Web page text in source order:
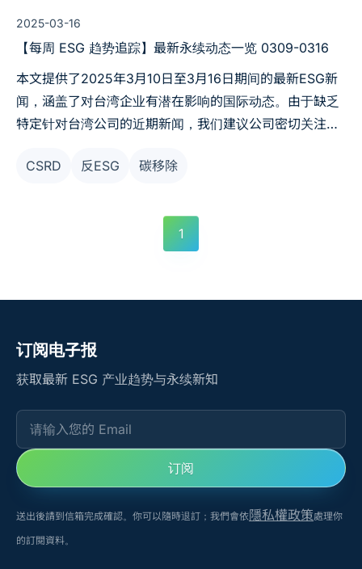
2025-03-16
【每周 ESG 趋势追踪】最新永续动态一览 0309-0316
本文提供了2025年3月10日至3月16日期间的最新ESG新
闻，涵盖了对台湾企业有潜在影响的国际动态。由于缺乏
特定针对台湾公司的近期新闻，我们建议公司密切关注欧
响。透过这些信息，公司可以更好地制定ESG策略，提升
CSRD 反ESG 碳移除
1
订阅电子报
获取最新 ESG 产业趋势与永续新知
请输入您的 Email
订阅
送出後請到信箱完成確認。你可以隨時退訂；我們會依隱私權政策處理你
的訂閱資料。